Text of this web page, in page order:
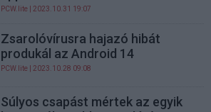
PCW.lite | 2023.10.31 19:07
Zsarolóvírusra hajazó hibát
produkál az Android 14
PCW.lite | 2023.10.28 09:08
Súlyos csapást mértek az egyik